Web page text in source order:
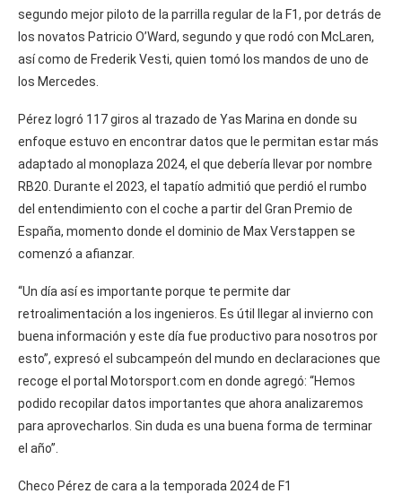
segundo mejor piloto de la parrilla regular de la F1, por detrás de
los novatos Patricio O’Ward, segundo y que rodó con McLaren,
así como de Frederik Vesti, quien tomó los mandos de uno de
los Mercedes.
Pérez logró 117 giros al trazado de Yas Marina en donde su
enfoque estuvo en encontrar datos que le permitan estar más
adaptado al monoplaza 2024, el que debería llevar por nombre
RB20. Durante el 2023, el tapatío admitió que perdió el rumbo
del entendimiento con el coche a partir del Gran Premio de
España, momento donde el dominio de Max Verstappen se
comenzó a afianzar.
“Un día así es importante porque te permite dar
retroalimentación a los ingenieros. Es útil llegar al invierno con
buena información y este día fue productivo para nosotros por
esto”, expresó el subcampeón del mundo en declaraciones que
recoge el portal Motorsport.com en donde agregó: “Hemos
podido recopilar datos importantes que ahora analizaremos
para aprovecharlos. Sin duda es una buena forma de terminar
el año”.
Checo Pérez de cara a la temporada 2024 de F1